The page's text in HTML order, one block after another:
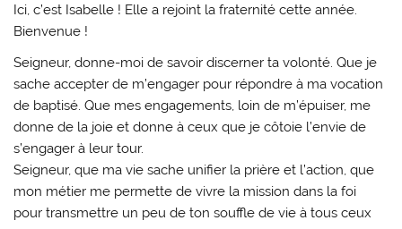
Ici, c’est Isabelle ! Elle a rejoint la fraternité cette année.
Bienvenue !
Seigneur, donne-moi de savoir discerner ta volonté. Que je
sache accepter de m’engager pour répondre à ma vocation
de baptisé. Que mes engagements, loin de m’épuiser, me
donne de la joie et donne à ceux que je côtoie l’envie de
s’engager à leur tour.
Seigneur, que ma vie sache unifier la prière et l’action, que
mon métier me permette de vivre la mission dans la foi
pour transmettre un peu de ton souffle de vie à tous ceux